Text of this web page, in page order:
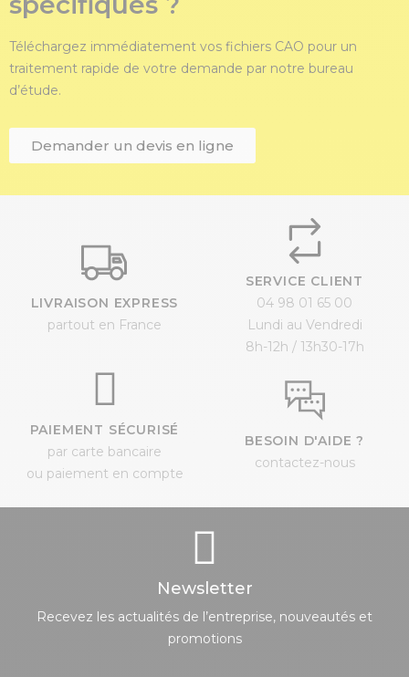
Téléchargez immédiatement vos fichiers CAO pour un
traitement rapide de votre demande par notre bureau
d’étude.
Demander un devis en ligne
LIVRAISON EXPRESS
partout en France
SERVICE CLIENT
04 98 01 65 00
Lundi au Vendredi
8h-12h / 13h30-17h
PAIEMENT SÉCURISÉ
par carte bancaire
ou paiement en compte
BESOIN D'AIDE ?
contactez-nous
Newsletter
Recevez les actualités de l’entreprise, nouveautés et
promotions